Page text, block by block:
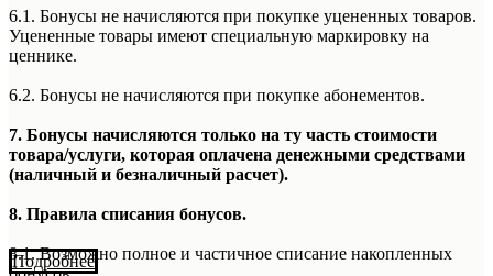
Подробнее
6.1. Бонусы не начисляются при покупке уцененных товаров.
Уцененные товары имеют специальную маркировку на
ценнике.
6.2. Бонусы не начисляются при покупке абонементов.
7. Бонусы начисляются только на ту часть стоимости
товара/услуги, которая оплачена денежными средствами
(наличный и безналичный расчет).
8. Правила списания бонусов.
8.1. Возможно полное и частичное списание накопленных